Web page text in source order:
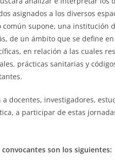
asignados a los diversos
común supone, una institución
de un ámbito que se define
en relación a las cuales
prácticas sanitarias y
a docentes, investigadores,
a participar de estas
son los siguientes: